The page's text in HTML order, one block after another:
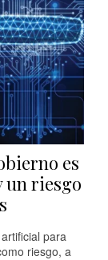
es
riesgo
para
riesgo, a